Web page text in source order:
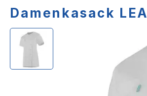
Damenkasack LEA
Skip
of
Skip
beginning
of